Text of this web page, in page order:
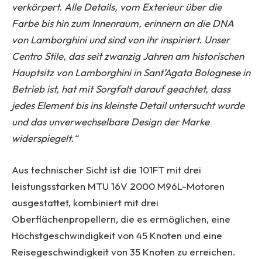
verkörpert. Alle Details, vom Exterieur über die
Farbe bis hin zum Innenraum, erinnern an die DNA
von Lamborghini und sind von ihr inspiriert. Unser
Centro Stile, das seit zwanzig Jahren am historischen
Hauptsitz von Lamborghini in Sant’Agata Bolognese in
Betrieb ist, hat mit Sorgfalt darauf geachtet, dass
jedes Element bis ins kleinste Detail untersucht wurde
und das unverwechselbare Design der Marke
widerspiegelt.“
Aus technischer Sicht ist die 101FT mit drei
leistungsstarken MTU 16V 2000 M96L-Motoren
ausgestattet, kombiniert mit drei
Oberflächenpropellern, die es ermöglichen, eine
Höchstgeschwindigkeit von 45 Knoten und eine
Reisegeschwindigkeit von 35 Knoten zu erreichen.